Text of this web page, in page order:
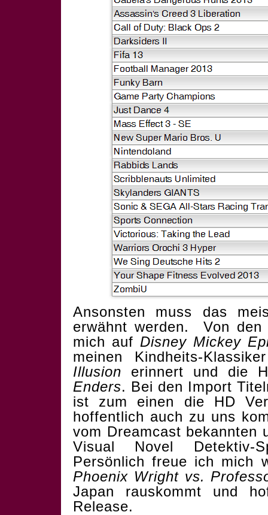
Ansonsten muss das
erwähnt werden. Von den
mich auf Disney Mickey
meinen Kindheits-
Illusion erinnert und die
Enders. Bei den Import
ist zum einen die HD
hoffentlich auch zu uns
vom Dreamcast bekannten
Visual Novel Detektiv-
Persönlich freue ich mich
Phoenix Wright vs.
Japan rauskommt und
Release.